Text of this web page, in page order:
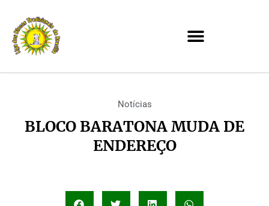
Notícias
BLOCO BARATONA MUDA DE
ENDEREÇO